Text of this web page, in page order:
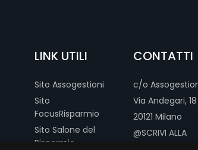
LINK UTILI
Sito Assogestioni
Sito
FocusRisparmio
Sito Salone del
Risparmio
CONTATTI
c/o
Via Andegari, 18
20121 Milano
@SCRIVI ALLA